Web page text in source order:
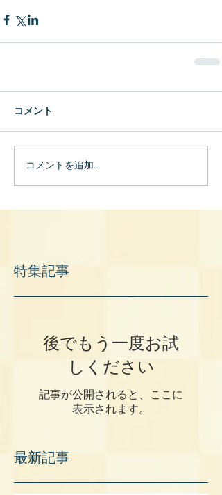
コメント
コメントを追加…
特集記事
後でもう一度お試
しください
記事が公開されると、ここに
表示されます。
最新記事